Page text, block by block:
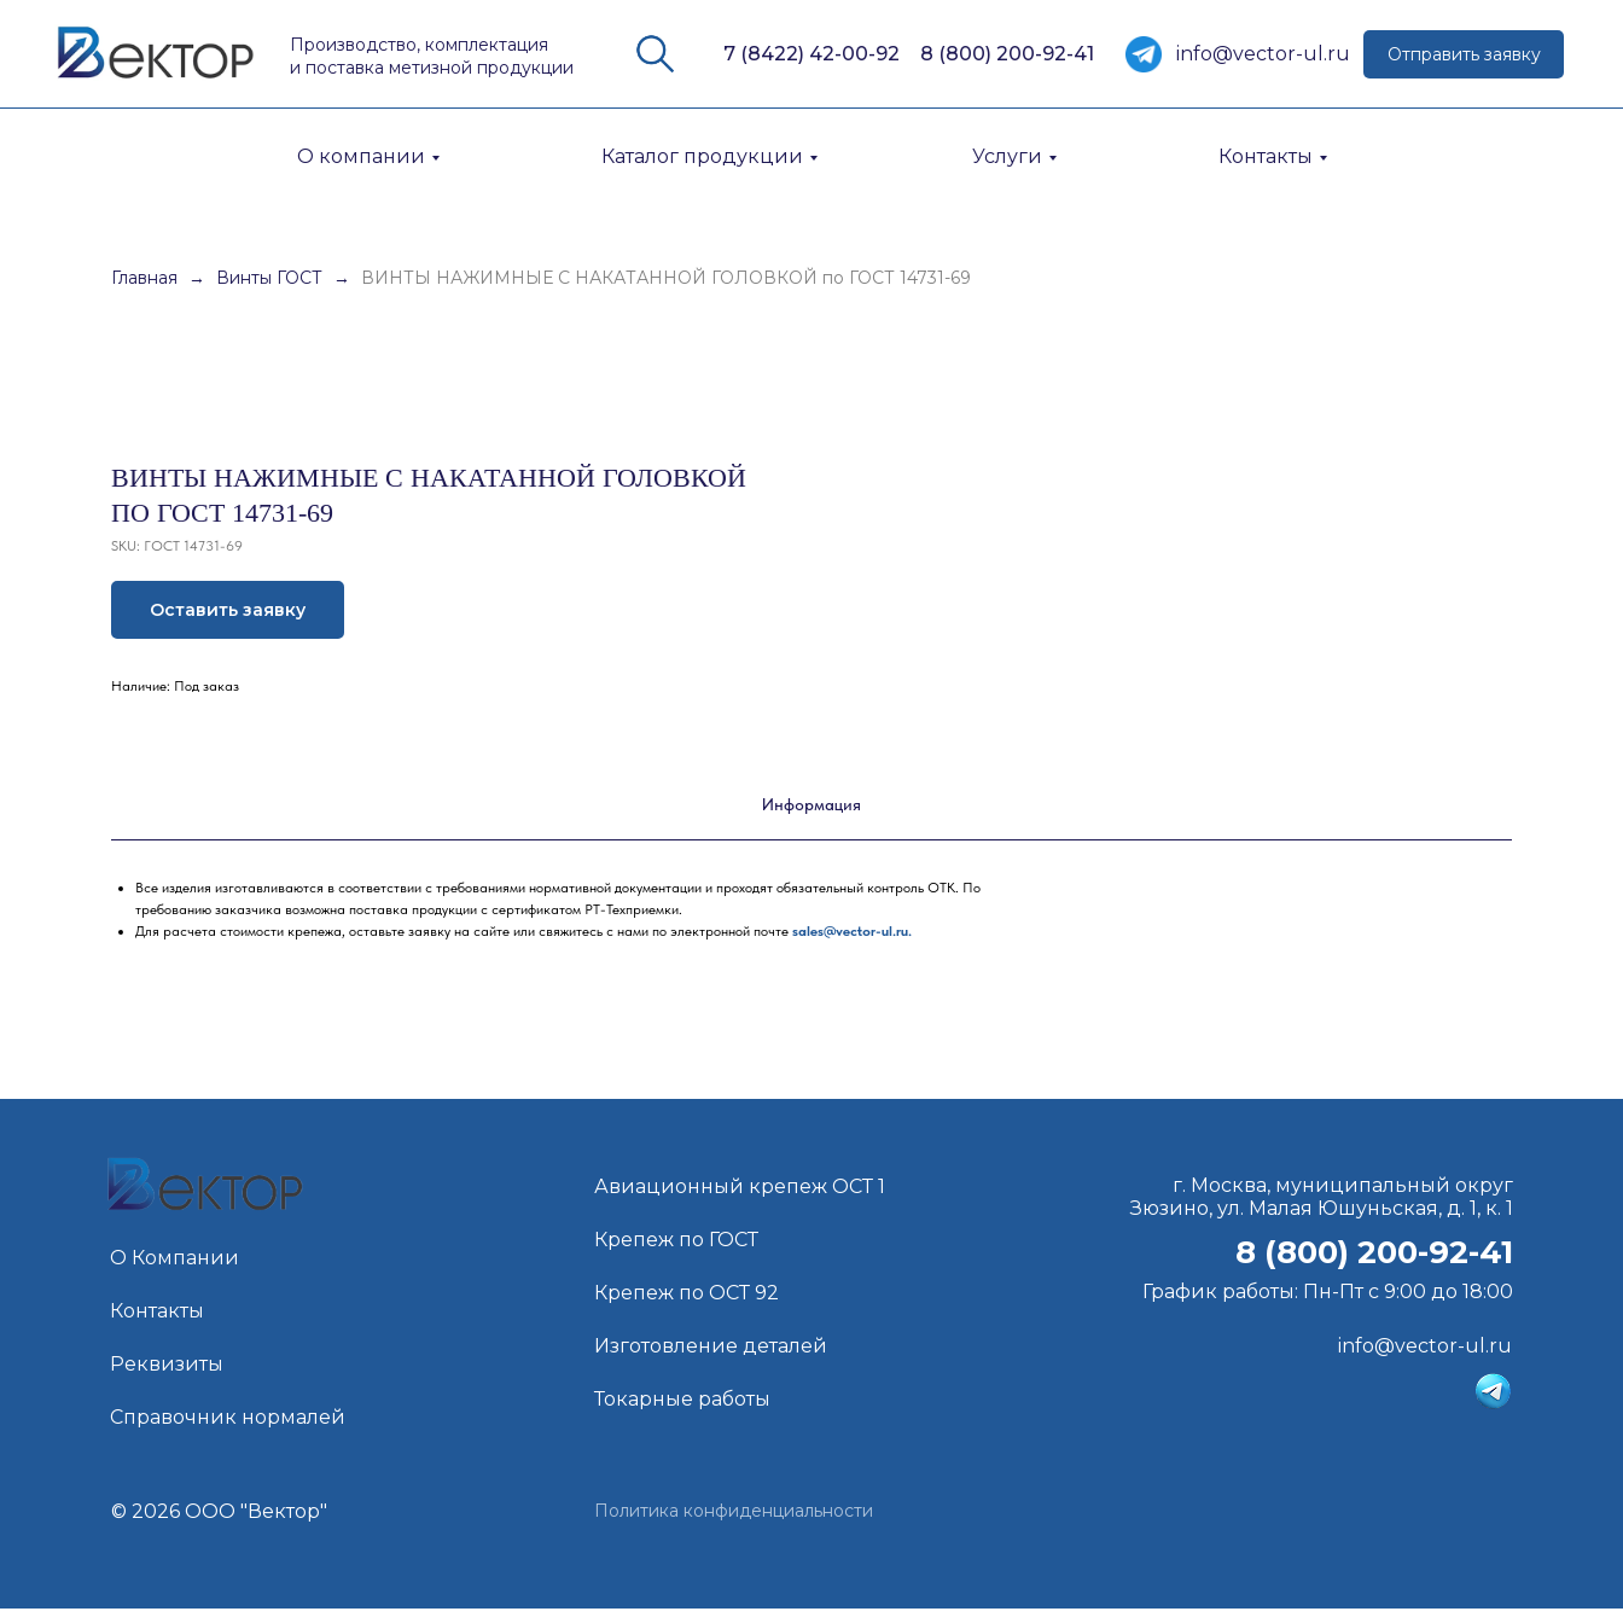
7 (8422) 42-00-92
Производство, комплектация
и поставка метизной продукции
Отправить заявку
8 (800) 200-92-41 info@vector-ul.ru
О компании Каталог продукции Услуги Контакты
Главная Винты ГОСТ ВИНТЫ НАЖИМНЫЕ С НАКАТАННОЙ ГОЛОВКОЙ по ГОСТ 14731-69
ВИНТЫ НАЖИМНЫЕ С НАКАТАННОЙ ГОЛОВКОЙ
ПО ГОСТ 14731-69
SKU: ГОСТ 14731-69
Оставить заявку
Наличие: Под заказ
Информация
Все изделия изготавливаются в соответствии с требованиями нормативной документации и проходят обязательный контроль ОТК. По
требованию заказчика возможна поставка продукции с сертификатом РТ-Техприемки.
Для расчета стоимости крепежа, оставьте заявку на сайте или свяжитесь с нами по электронной почте sales@vector-ul.ru.
info@vector-ul.ru
График работы: Пн-Пт с 9:00 до 18:00
г. Москва, муниципальный округ
Зюзино, ул. Малая Юшуньская, д. 1, к. 1
© 2026 ООО "Вектор"
О Компании
Контакты
Реквизиты
Справочник нормалей
Авиационный крепеж ОСТ 1
Крепеж по ГОСТ
Крепеж по ОСТ 92
Изготовление деталей
Токарные работы
Политика конфиденциальности
8 (800) 200-92-41